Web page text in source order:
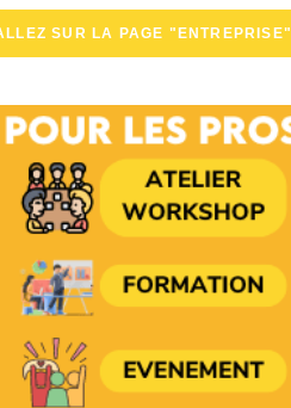
SUR LA PAGE "ENTREPRISE"